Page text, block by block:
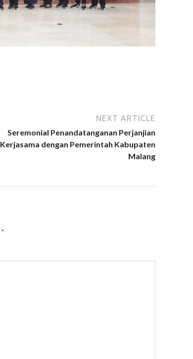
NEXT ARTICLE
Seremonial Penandatanganan Perjanjian
Kerjasama dengan Pemerintah Kabupaten
Malang
*